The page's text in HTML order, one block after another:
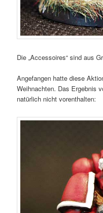
Die „Accessoires“ sind aus
Angefangen hatte diese
Weihnachten. Das Ergebnis
natürlich nicht vorenthalten: